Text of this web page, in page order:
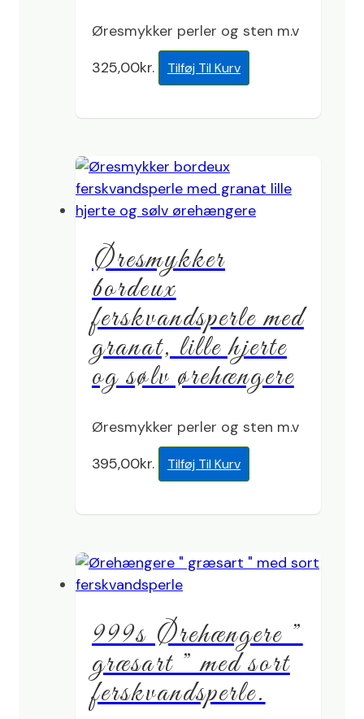
Øresmykker perler og sten m.v
325,00kr. Tilføj Til Kurv
Øresmykker
bordeux
ferskvandsperle med
granat, lille hjerte
og sølv ørehængere
Øresmykker perler og sten m.v
395,00kr. Tilføj Til Kurv
999s Ørehængere ”
græsart ” med sort
ferskvandsperle.